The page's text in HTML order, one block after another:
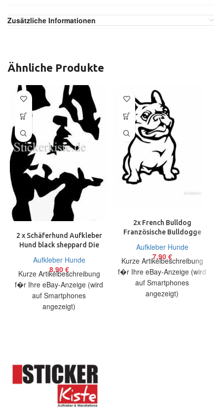
Zusätzliche Informationen
Ähnliche Produkte
2 x Schäferhund Aufkleber
Hund black sheppard Die
cm
Aufkleber Hunde
8,90 €
Kurze Artikelbeschreibung
f�r Ihre eBay-Anzeige (wird
auf Smartphones
angezeigt)
2x French Bulldog
Französische Bulldogge
17cm Hund
Aufkleber Hunde
7,90 €
Kurze Artikelbeschreibung
f�r Ihre eBay-Anzeige (wird
auf Smartphones
angezeigt)